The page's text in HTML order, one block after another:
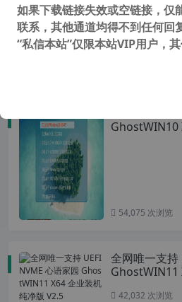
GhostWIN10
54,075 次浏览
全网唯一支持
GhostWIN11
42,032 次浏览
如果下载链接失效或空链接，仅
联系，其他通道均得不到任何
“私信本站”仅限本站VIP用户，